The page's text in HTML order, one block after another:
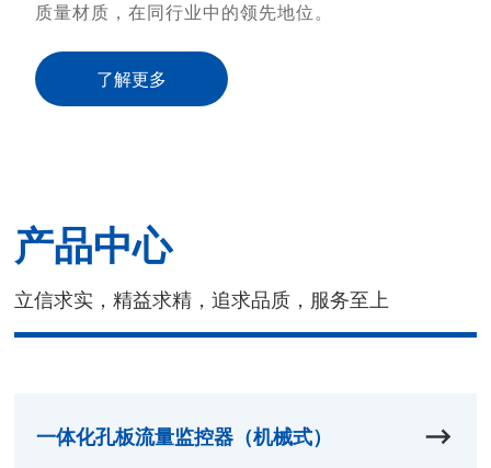
质量材质，在同行业中的领先地位。
了解更多
产品中心
立信求实，精益求精，追求品质，服务至上
一体化孔板流量监控器（机械式）